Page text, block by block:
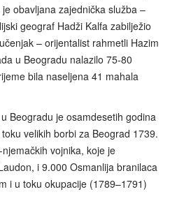
obavljana zajednička služba –
geograf Hadži Kalfa zabilježio
– orijentalist rahmetli Hazim
u Beogradu nalazilo 75-80
bila naseljena 41 mahala
Beogradu je osamdesetih godina
velikih borbi za Beograd 1739.
vojnika, koje je
i 9.000 Osmanlija branilaca
i u toku okupacije (1789–1791)